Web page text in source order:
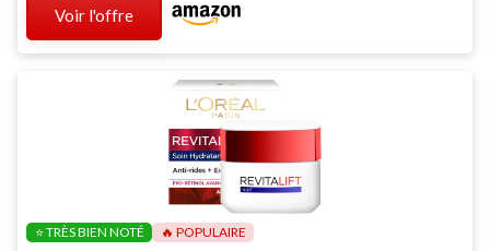
Voir l'offre
⭐ TRÈS BIEN NOTÉ 🔥 POPULAIRE